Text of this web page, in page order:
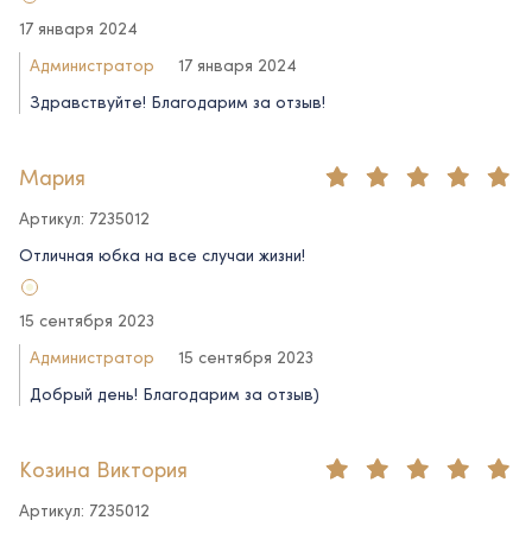
17 января 2024
Администратор
17 января 2024
Здравствуйте! Благодарим за отзыв!
Мария
Артикул: 7235012
Отличная юбка на все случаи жизни!
15 сентября 2023
Администратор
15 сентября 2023
Добрый день! Благодарим за отзыв)
Козина Виктория
Артикул: 7235012